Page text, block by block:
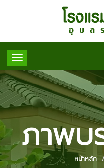
Toggle
navigation
ภาพบ
หน้าหลัก